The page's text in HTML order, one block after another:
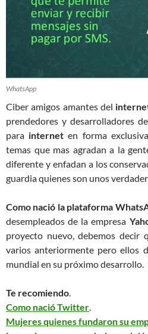
WhatsApp
Ciber amigos amantes del
prendedores y desarrolladores de
para internet en forma
temas que mas agradan a la
diferente y enfadan a los
guardia quienes son unos
Como nació la plataforma
desempleados de la empresa
proyecto nuevo, debemos decir
varios anteriormente pero ellos
mundial en su próximo desarrollo.
Te recomiendo
Como nació Twitter
Mujeres quienes fundaron su